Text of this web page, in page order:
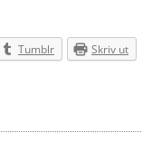
Tumblr Skriv ut